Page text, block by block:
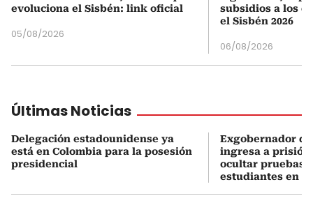
evoluciona el Sisbén: link oficial
05/08/2026
subsidios a los
el Sisbén 2026
06/08/2026
Últimas Noticias
Delegación estadounidense ya
está en Colombia para la posesión
presidencial
Exgobernador
ingresa a prisión
ocultar pruebas
estudiantes en